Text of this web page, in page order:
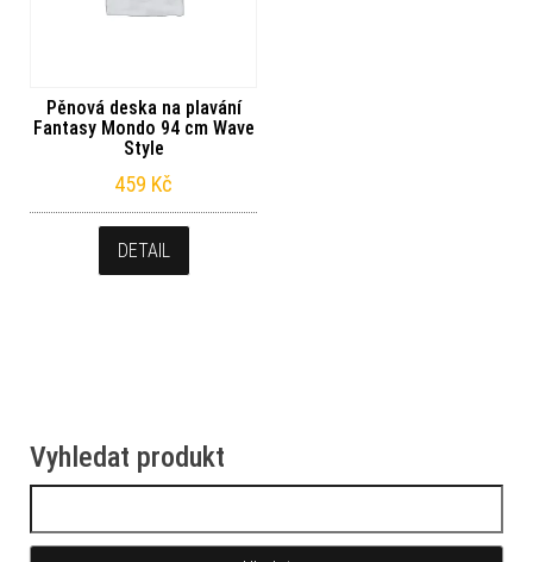
Pěnová deska na plavání
Fantasy Mondo 94 cm Wave
Style
459 Kč
DETAIL
Vyhledat produkt